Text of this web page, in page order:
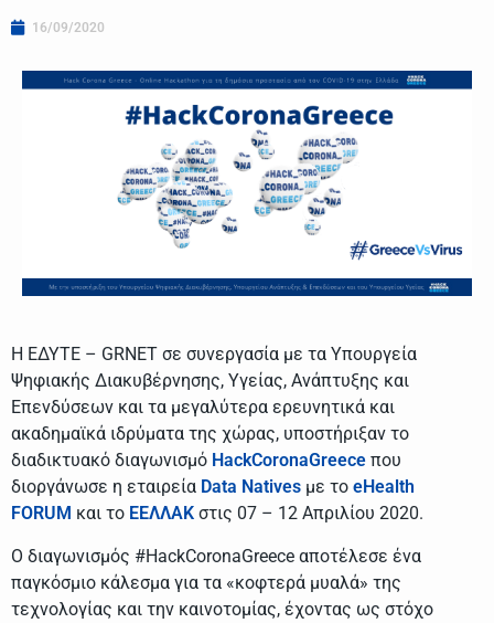
16/09/2020
Η ΕΔΥΤΕ – GRNET σε συνεργασία με τα Υπουργεία
Ψηφιακής Διακυβέρνησης, Υγείας, Ανάπτυξης και
Επενδύσεων και τα μεγαλύτερα ερευνητικά και
ακαδημαϊκά ιδρύματα της χώρας, υποστήριξαν το
διαδικτυακό διαγωνισμό HackCoronaGreece που
διοργάνωσε η εταιρεία Data Natives με το eHealth
FORUM και το ΕΕΛΛΑΚ στις 07 – 12 Απριλίου 2020.
Ο διαγωνισμός #HackCoronaGreece αποτέλεσε ένα
παγκόσμιο κάλεσμα για τα «κοφτερά μυαλά» της
τεχνολογίας και την καινοτομίας, έχοντας ως στόχο